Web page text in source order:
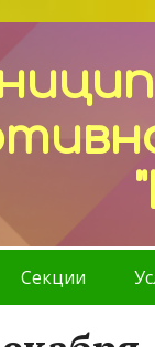
Секции